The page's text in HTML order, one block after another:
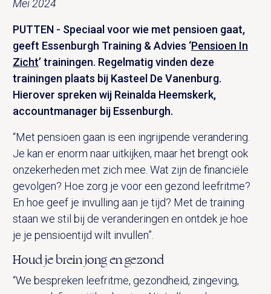
Mei 2024
PUTTEN - Speciaal voor wie met pensioen gaat,
geeft Essenburgh Training & Advies ‘Pensioen In
Zicht’ trainingen. Regelmatig vinden deze
trainingen plaats bij Kasteel De Vanenburg.
Hierover spreken wij Reinalda Heemskerk,
accountmanager bij Essenburgh.
“Met pensioen gaan is een ingrijpende verandering.
Je kan er enorm naar uitkijken, maar het brengt ook
onzekerheden met zich mee. Wat zijn de financiële
gevolgen? Hoe zorg je voor een gezond leefritme?
En hoe geef je invulling aan je tijd? Met de training
staan we stil bij de veranderingen en ontdek je hoe
je je pensioentijd wilt invullen”.
Houd je brein jong en gezond
“We bespreken leefritme, gezondheid, zingeving,